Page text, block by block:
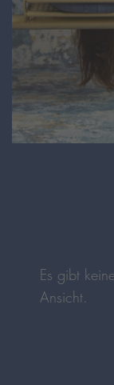
Es gibt
Ansicht.